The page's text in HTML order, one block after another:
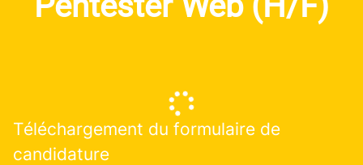
Téléchargement du formulaire de
candidature